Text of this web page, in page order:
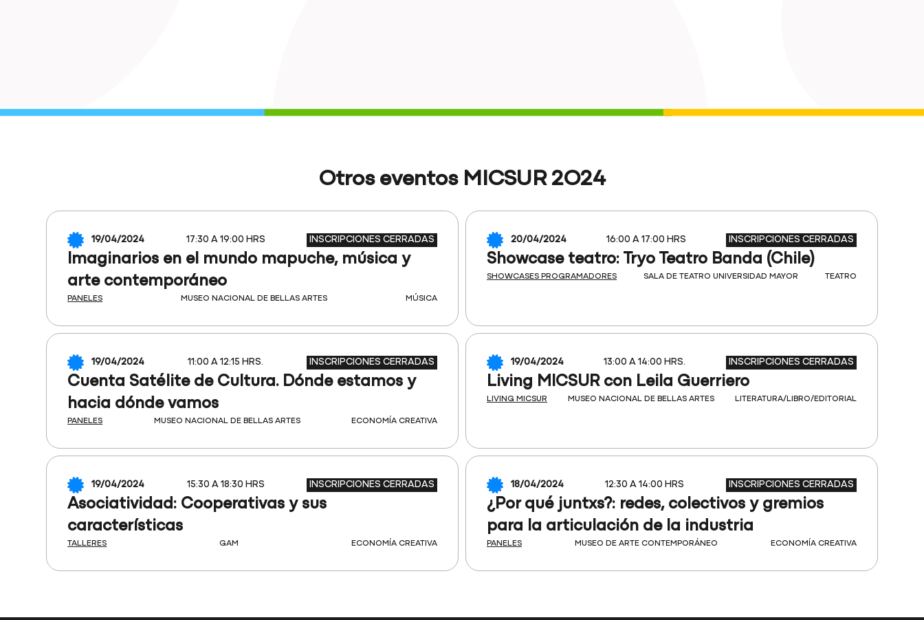
Otros eventos MICSUR 2O24
19/04/2024 17:30 A 19:00 HRS INSCRIPCIONES CERRADAS
Imaginarios en el mundo mapuche, música y
arte contemporáneo
PANELES MUSEO NACIONAL DE BELLAS ARTES MÚSICA
20/04/2024 16:00 A 17:00 HRS INSCRIPCIONES CERRADAS
Showcase teatro: Tryo Teatro Banda (Chile)
SHOWCASES PROGRAMADORES SALA DE TEATRO UNIVERSIDAD MAYOR TEATRO
19/04/2024 11:00 A 12:15 HRS. INSCRIPCIONES CERRADAS
Cuenta Satélite de Cultura. Dónde estamos y
hacia dónde vamos
PANELES MUSEO NACIONAL DE BELLAS ARTES ECONOMÍA CREATIVA
19/04/2024 13:00 A 14:00 HRS. INSCRIPCIONES CERRADAS
Living MICSUR con Leila Guerriero
LIVING MICSUR MUSEO NACIONAL DE BELLAS ARTES LITERATURA/LIBRO/EDITORIAL
19/04/2024 15:30 A 18:30 HRS INSCRIPCIONES CERRADAS
Asociatividad: Cooperativas y sus
características
TALLERES GAM ECONOMÍA CREATIVA
18/04/2024 12:30 A 14:00 HRS INSCRIPCIONES CERRADAS
¿Por qué juntxs?: redes, colectivos y gremios
para la articulación de la industria
PANELES MUSEO DE ARTE CONTEMPORÁNEO ECONOMÍA CREATIVA